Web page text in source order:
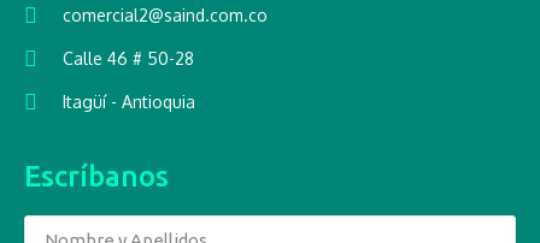
comercial2@saind.com.co
Calle 46 # 50-28
Itagüí - Antioquia
Escríbanos